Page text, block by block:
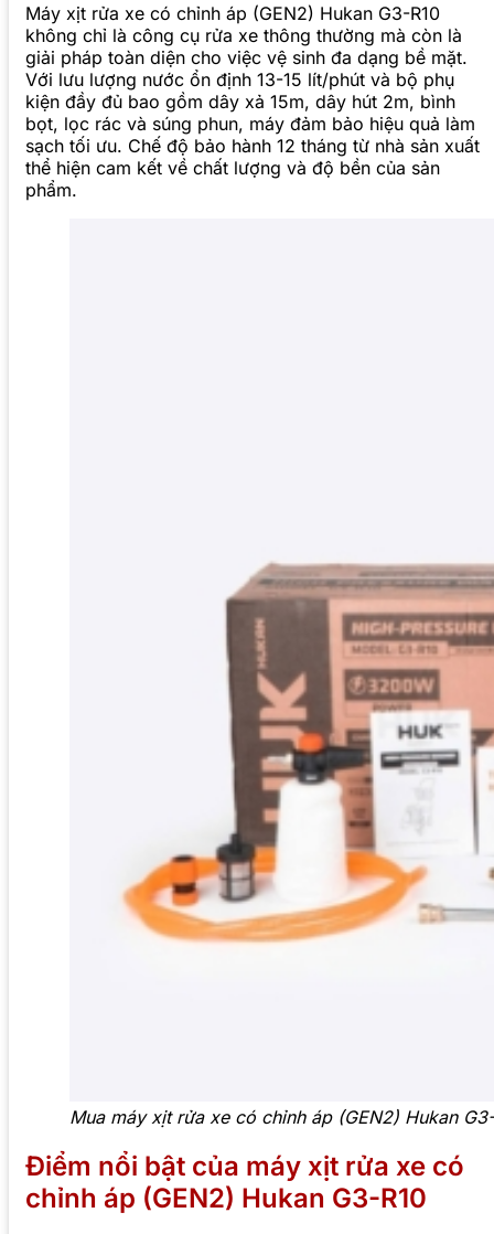
Máy xịt rửa xe có chỉnh áp (GEN2) Hukan G3-R10
không chỉ là công cụ rửa xe thông thường mà còn là
giải pháp toàn diện cho việc vệ sinh đa dạng bề mặt.
Với lưu lượng nước ổn định 13-15 lít/phút và bộ phụ
kiện đầy đủ bao gồm dây xả 15m, dây hút 2m, bình
bọt, lọc rác và súng phun, máy đảm bảo hiệu quả làm
sạch tối ưu. Chế độ bảo hành 12 tháng từ nhà sản xuất
thể hiện cam kết về chất lượng và độ bền của sản
phẩm.
Mua máy xịt rửa xe có chỉnh áp (GEN2) Hukan
Điểm nổi bật của máy xịt rửa xe có
chỉnh áp (GEN2) Hukan G3-R10